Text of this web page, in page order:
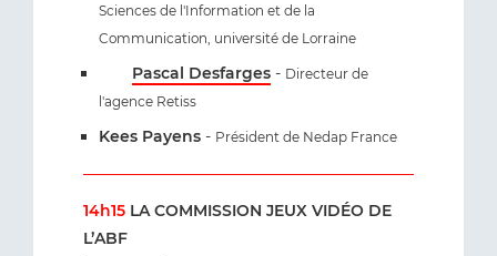
Sciences de l'Information et de la
Communication, université de Lorraine
Pascal Desfarges - Directeur de
l'agence Retiss
Kees Payens - Président de Nedap France
14h15 LA COMMISSION JEUX VIDÉO DE
L’ABF